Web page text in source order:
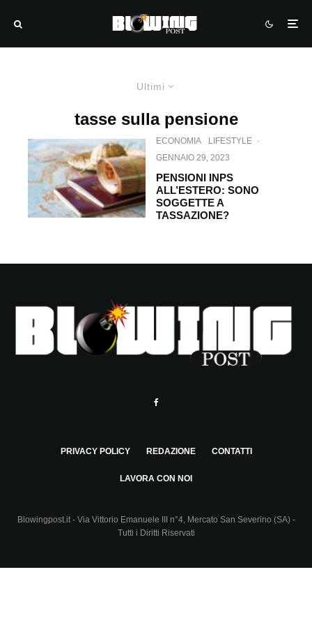
Ultimi
tasse sulla pensione
ECONOMIA LIFESTYLE ·
GENNAIO 29, 2023
PENSIONI INPS
ALL’ESTERO: SONO
SOGGETTE A
TASSAZIONE?
PRIVACY POLICY REDAZIONE CONTATTI
LAVORA CON NOI
Blowingpost.it - Via Vittorio Emanuele III n°4, Mercato San Severino (SA) -
Tutti i Diritti Riservati